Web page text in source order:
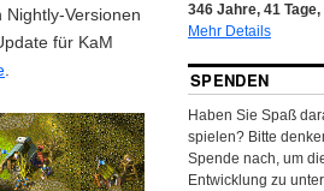
Versionen
für KaM
346Jahre, 41Tage,
Mehr Details
SPENDEN
Haben Sie Spaß
spielen? Bitte
Spende nach, um
Entwicklung zu